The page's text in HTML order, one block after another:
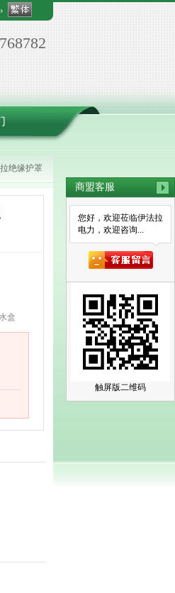
商盟客服
您好，欢迎莅临伊法拉
电力，欢迎咨询...
触屏版二维码
绝缘护罩
盒